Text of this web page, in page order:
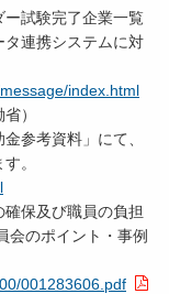
試験完了企業一覧
連携システムに対
index.html
）
参考資料」にて、
。
保及び職員の負担
会のポイント・事例
001283606.pdf